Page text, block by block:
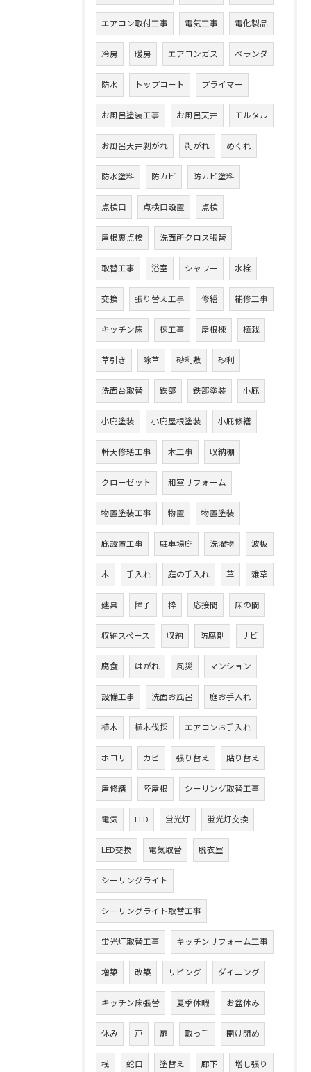
エアコン取付工事 電気工事 電化製品
冷房 暖房 エアコンガス ベランダ
防水 トップコート プライマー
お風呂塗装工事 お風呂天井 モルタル
お風呂天井剥がれ 剥がれ めくれ
防水塗料 防カビ 防カビ塗料
点検口 点検口設置 点検
屋根裏点検 洗面所クロス張替
取替工事 浴室 シャワー 水栓
交換 張り替え工事 修繕 補修工事
キッチン床 棟工事 屋根棟 植栽
草引き 除草 砂利敷 砂利
洗面台取替 鉄部 鉄部塗装 小庇
小庇塗装 小庇屋根塗装 小庇修繕
軒天修繕工事 木工事 収納棚
クローゼット 和室リフォーム
物置塗装工事 物置 物置塗装
庇設置工事 駐車場庇 洗濯物 波板
木 手入れ 庭の手入れ 草 雑草
建具 障子 枠 応接間 床の間
収納スペース 収納 防腐剤 サビ
腐食 はがれ 風災 マンション
設備工事 洗面お風呂 庭お手入れ
植木 植木伐採 エアコンお手入れ
ホコリ カビ 張り替え 貼り替え
屋修繕 陸屋根 シーリング取替工事
電気 LED 蛍光灯 蛍光灯交換
LED交換 電気取替 脱衣室
シーリングライト
シーリングライト取替工事
蛍光灯取替工事 キッチンリフォーム工事
増築 改築 リビング ダイニング
キッチン床張替 夏季休暇 お盆休み
休み 戸 扉 取っ手 開け閉め
桟 蛇口 塗替え 廊下 増し張り